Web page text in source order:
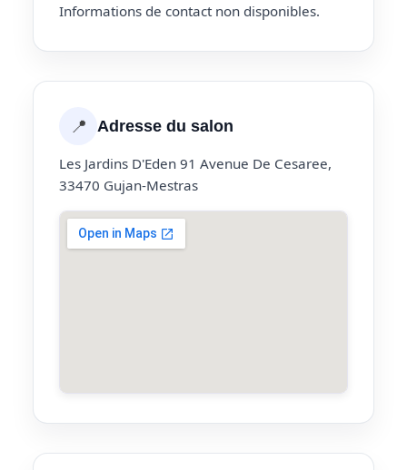
Informations de contact non disponibles.
📍 Adresse du salon
Les Jardins D'Eden 91 Avenue De Cesaree,
33470 Gujan-Mestras